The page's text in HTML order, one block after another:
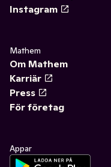
Instagram
Mathem
Om Mathem
Karriär
Press
För företag
Appar